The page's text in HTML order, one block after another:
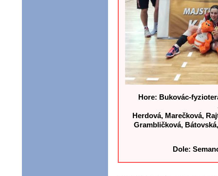
Hore: Bukovác-
Herdová, Marečková,
Grambličková,
Dole: